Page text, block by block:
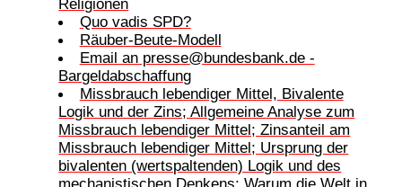
Religionen
Quo vadis SPD?
Räuber-Beute-Modell
Email an presse@bundesbank.de -
Bargeldabschaffung
Missbrauch lebendiger Mittel, Bivalente
Logik und der Zins; Allgemeine Analyse zum
Missbrauch lebendiger Mittel; Zinsanteil am
Missbrauch lebendiger Mittel; Ursprung der
bivalenten (wertspaltenden) Logik und des